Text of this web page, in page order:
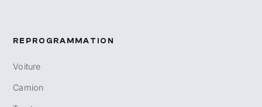
REPROGRAMMATION
Voiture
Camion